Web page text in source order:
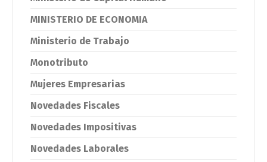
MINISTERIO DE ECONOMIA
Ministerio de Trabajo
Monotributo
Mujeres Empresarias
Novedades Fiscales
Novedades Impositivas
Novedades Laborales